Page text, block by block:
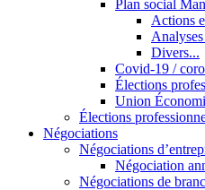
Plan social
Actions
Divers...
Covid-19 /
Élections
Union
Élections
Négociations
Négociations
Négociation
Négociations de